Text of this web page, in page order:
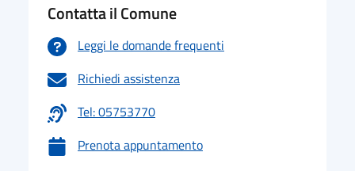
Contatta il Comune
Leggi le domande frequenti
Richiedi assistenza
Tel: 05753770
Prenota appuntamento